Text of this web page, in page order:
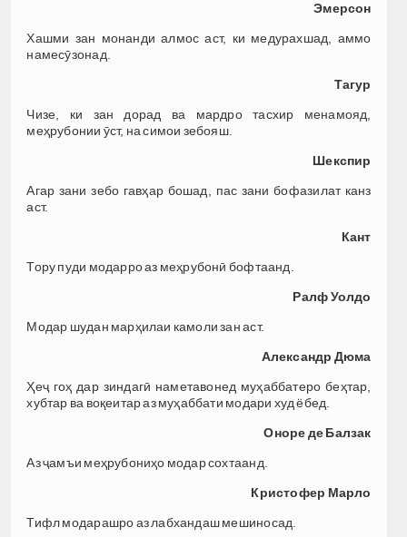
Эмерсон
Хашми зан монанди алмос аст, ки медурахшад, аммо
намесӯзонад.
Тагур
Чизе, ки зан дорад ва мардро тасхир менамояд,
меҳрубонии ӯст, на симои зебояш.
Шекспир
Агар зани зебо гавҳар бошад, пас зани бофазилат канз
аст.
Кант
Тору пуди модарро аз меҳрубонӣ бофтаанд.
Ралф Уолдо
Модар шудан марҳилаи камоли зан аст.
Александр Дюма
Ҳеҷ гоҳ дар зиндагӣ наметавонед муҳаббатеро беҳтар,
хубтар ва воқеитар аз муҳаббати модари худ ёбед.
Оноре де Балзак
Аз ҷамъи меҳрубониҳо модар сохтаанд.
Кристофер Марло
Тифл модарашро аз лабхандаш мешиносад.